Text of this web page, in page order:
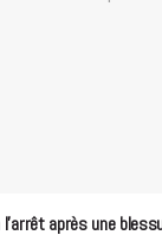
après une